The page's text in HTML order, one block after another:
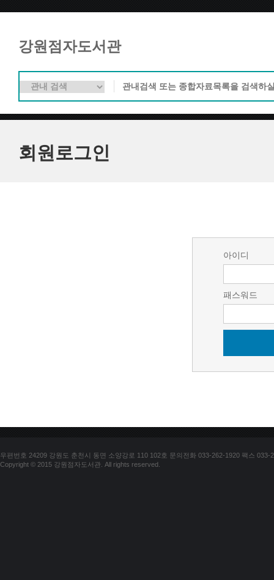
강원점자도서관
회원로그인
아이디
패스워드
우편번호 24209 강원도 춘천시 동면 소양강로 110 102호 문의전화 033-262-1920 팩스 033-
Copyright © 2015 강원점자도서관. All rights reserved.